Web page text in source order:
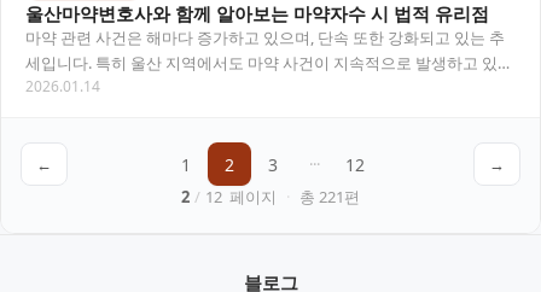
울산마약변호사와 함께 알아보는 마약자수 시 법적 유리점
마약 관련 사건은 해마다 증가하고 있으며, 단속 또한 강화되고 있는 추
세입니다. 특히 울산 지역에서도 마약 사건이 지속적으로 발생하고 있어
전문적인 법률 대응이 필요한 상황이에요.…
2026.01.14
← 1 2 3 ··· 12
→
2 / 12 페이지 · 총 221편
블로그